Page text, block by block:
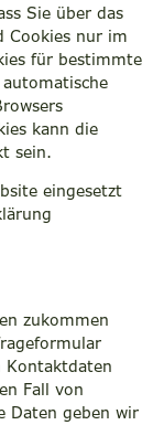
Sie über das
Cookies nur im
für bestimmte
kann die
sein.
eingesetzt
zukommen
Kontaktdaten
Fall von
Daten geben wir